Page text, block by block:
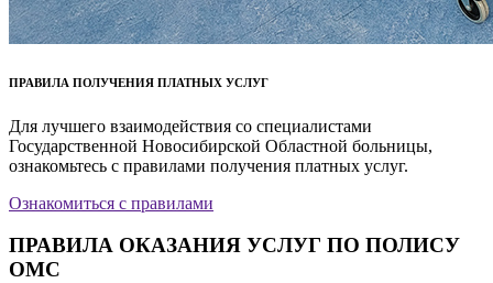
ПРАВИЛА ПОЛУЧЕНИЯ ПЛАТНЫХ УСЛУГ
Для лучшего взаимодействия со специалистами
Государственной Новосибирской Областной больницы,
ознакомьтесь с правилами получения платных услуг.
Ознакомиться с правилами
ПРАВИЛА ОКАЗАНИЯ УСЛУГ ПО ПОЛИСУ
ОМС